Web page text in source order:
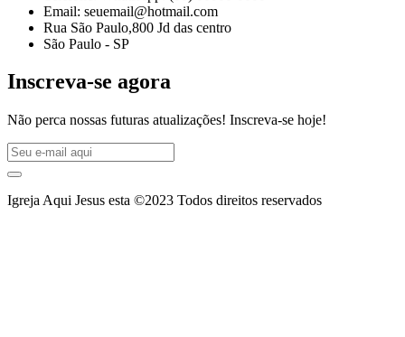
Email: seuemail@hotmail.com
Rua São Paulo,800 Jd das centro
São Paulo - SP
Inscreva-se agora
Não perca nossas futuras atualizações! Inscreva-se hoje!
Igreja Aqui Jesus esta ©2023 Todos direitos reservados